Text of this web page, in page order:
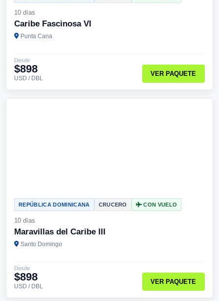
10 días
Caribe Fascinosa VI
Punta Cana
Desde
$898
USD / DBL
VER PAQUETE
REPÚBLICA DOMINICANA CRUCERO CON VUELO
10 días
Maravillas del Caribe III
Santo Domingo
Desde
$898
USD / DBL
VER PAQUETE